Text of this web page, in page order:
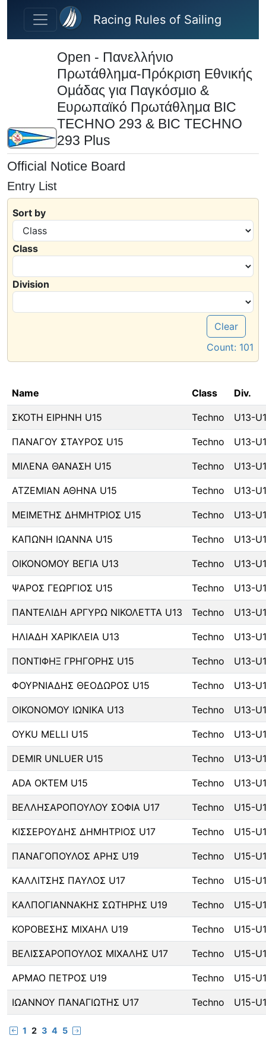
Skip to main content
Racing Rules of Sailing
Open - Πανελλήνιο
Πρωτάθλημα-Πρόκριση Εθνικής
Ομάδας για Παγκόσμιο &
Ευρωπαϊκό Πρωτάθλημα BIC
TECHNO 293 & BIC TECHNO
293 Plus
Official Notice Board
Entry List
Sort by
Class
Division
Clear
Count: 101
Name Class Div.
ΣΚΟΤΗ ΕΙΡΗΝΗ U15 Techno U13-
ΠΑΝΑΓΟΥ ΣΤΑΥΡΟΣ U15 Techno U13-
ΜΙΛΕΝΑ ΘΑΝΑΣΗ U15 Techno U13-
ΑΤΖΕΜΙΑΝ ΑΘΗΝΑ U15 Techno U13-
ΜΕΙΜΕΤΗΣ ΔΗΜΗΤΡΙΟΣ U15 Techno U13-
ΚΑΠΩΝΗ ΙΩΑΝΝΑ U15 Techno U13-
ΟΙΚΟΝΟΜΟΥ ΒΕΓΙΑ U13 Techno U13-
ΨΑΡΟΣ ΓΕΩΡΓΙΟΣ U15 Techno U13-
ΠΑΝΤΕΛΙΔΗ ΑΡΓΥΡΩ ΝΙΚΟΛΕΤΤΑ U13 Techno U13-
ΗΛΙΑΔΗ ΧΑΡΙΚΛΕΙΑ U13 Techno U13-
ΠΟΝΤΙΦΗΞ ΓΡΗΓΟΡΗΣ U15 Techno U13-
ΦΟΥΡΝΙΑΔΗΣ ΘΕΟΔΩΡΟΣ U15 Techno U13-
ΟΙΚΟΝΟΜΟΥ ΙΩΝΙΚΑ U13 Techno U13-
OYKU MELLI U15 Techno U13-
DEMIR UNLUER U15 Techno U13-
ADA OKTEM U15 Techno U13-
ΒΕΛΛΗΣΑΡΟΠΟΥΛΟΥ ΣΟΦΙΑ U17 Techno U15-
ΚΙΣΣΕΡΟΥΔΗΣ ΔΗΜΗΤΡΙΟΣ U17 Techno U15-
ΠΑΝΑΓΟΠΟΥΛΟΣ ΑΡΗΣ U19 Techno U15-
ΚΑΛΛΙΤΣΗΣ ΠΑΥΛΟΣ U17 Techno U15-
ΚΑΛΠΟΓΙΑΝΝΑΚΗΣ ΣΩΤΗΡΗΣ U19 Techno U15-
ΚΟΡΟΒΕΣΗΣ ΜΙΧΑΗΛ U19 Techno U15-
ΒΕΛΙΣΣΑΡΟΠΟΥΛΟΣ ΜΙΧΑΛΗΣ U17 Techno U15-
ΑΡΜΑΟ ΠΕΤΡΟΣ U19 Techno U15-
ΙΩΑΝΝΟΥ ΠΑΝΑΓΙΩΤΗΣ U17 Techno U15-
1 2 3 4 5